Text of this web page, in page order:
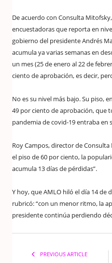
De acuerdo con Consulta
encuestadoras que reporta en
gobierno del presidente Andrés
acumula ya varias semanas en
un mes (25 de enero al 22 de
ciento de aprobación, es decir,
No es su nivel más bajo. Su piso,
49 por ciento de aprobación, que
pandemia de covid-19 entraba en
Roy Campos, director de
el piso de 60 por ciento, la
acumula 13 días de pérdidas”.
Y hoy, que AMLO hiló el día 14 de
rubricó: “con un menor ritmo, la
presidente continúa perdiendo
PREVIOUS ARTICLE